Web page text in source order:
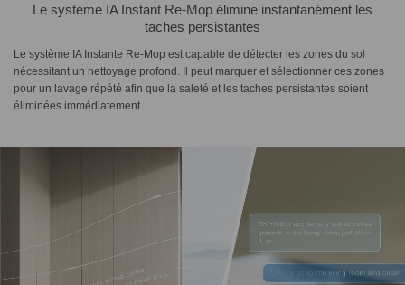
Le système IA Instant Re-Mop élimine instantanément les
taches persistantes
Le système IA Instante Re-Mop est capable de détecter les zones du sol
nécessitant un nettoyage profond. Il peut marquer et sélectionner ces zones
pour un lavage répété afin que la saleté et les taches persistantes soient
éliminées immédiatement.